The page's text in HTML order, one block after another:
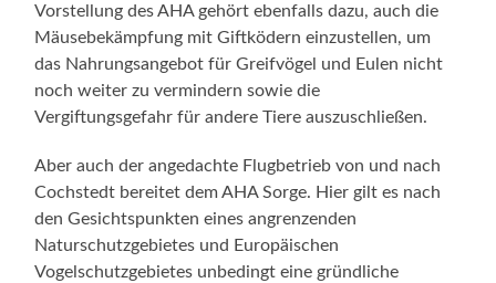
Vorstellung des AHA gehört ebenfalls dazu, auch die
Mäusebekämpfung mit Giftködern einzustellen, um
das Nahrungsangebot für Greifvögel und Eulen nicht
noch weiter zu vermindern sowie die
Vergiftungsgefahr für andere Tiere auszuschließen.
Aber auch der angedachte Flugbetrieb von und nach
Cochstedt bereitet dem AHA Sorge. Hier gilt es nach
den Gesichtspunkten eines angrenzenden
Naturschutzgebietes und Europäischen
Vogelschutzgebietes unbedingt eine gründliche